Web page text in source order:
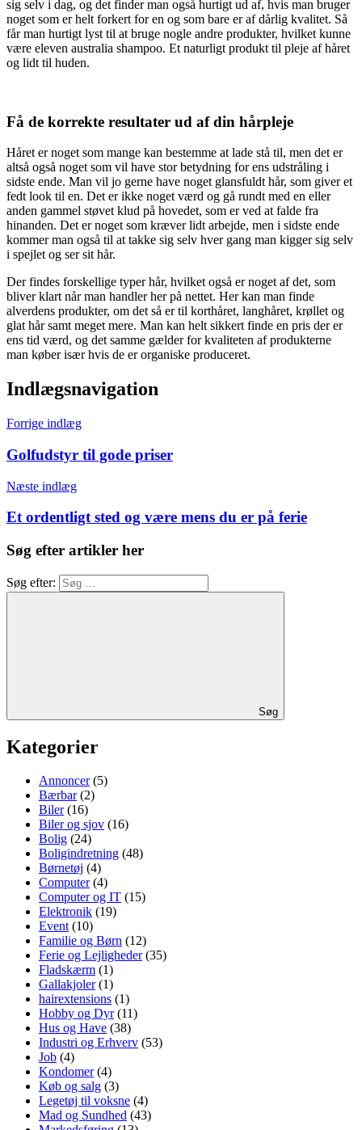
sig selv i dag, og det finder man også hurtigt ud af, hvis man bruger
noget som er helt forkert for en og som bare er af dårlig kvalitet. Så
får man hurtigt lyst til at bruge nogle andre produkter, hvilket kunne
være eleven australia shampoo. Et naturligt produkt til pleje af håret
og lidt til huden.
Få de korrekte resultater ud af din hårpleje
Håret er noget som mange kan bestemme at lade stå til, men det er
altså også noget som vil have stor betydning for ens udstråling i
sidste ende. Man vil jo gerne have noget glansfuldt hår, som giver et
fedt look til en. Det er ikke noget værd og gå rundt med en eller
anden gammel støvet klud på hovedet, som er ved at falde fra
hinanden. Det er noget som kræver lidt arbejde, men i sidste ende
kommer man også til at takke sig selv hver gang man kigger sig selv
i spejlet og ser sit hår.
Der findes forskellige typer hår, hvilket også er noget af det, som
bliver klart når man handler her på nettet. Her kan man finde
alverdens produkter, om det så er til korthåret, langhåret, krøllet og
glat hår samt meget mere. Man kan helt sikkert finde en pris der er
ens tid værd, og det samme gælder for kvaliteten af produkterne
man køber især hvis de er organiske produceret.
Indlægsnavigation
Forrige indlæg
Golfudstyr til gode priser
Næste indlæg
Et ordentligt sted og være mens du er på ferie
Søg efter artikler her
Søg efter:
Søg
Kategorier
Annoncer(5)
Bærbar(2)
Biler(16)
Biler og sjov (16)
Bolig (24)
Boligindretning (48)
Børnetøj (4)
Computer(4)
Computer og IT (15)
Elektronik (19)
Event(10)
Familie og Børn (12)
Ferie og Lejligheder(35)
Fladskærm (1)
Gallakjoler(1)
hairextensions (1)
Hobby og Dyr(11)
Hus og Have (38)
Industri og Erhverv (53)
Job (4)
Kondomer(4)
Køb og salg (3)
Legetøj til voksne (4)
Mad og Sundhed (43)